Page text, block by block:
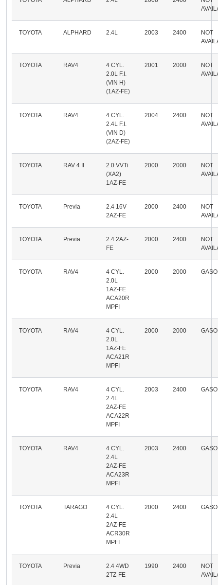
TOYOTA ALPHARD 2.4L 2003 2400
NOT
TOYOTA RAV4
4 CYL.
2.0L F.I.
(VIN H)
(1AZ-FE)
2001 2000
NOT
TOYOTA RAV4
4 CYL.
2.4L F.I.
(VIN D)
(2AZ-FE)
2004 2400
NOT
TOYOTA RAV 4 II
2.0 VVTi
(XA2)
1AZ-FE
2000 2000
NOT
TOYOTA Previa
2.4 16V
2AZ-FE
2000 2400
NOT
TOYOTA Previa
2.4 2AZ-
FE
2000 2400
NOT
TOYOTA RAV4
4 CYL.
2.0L
1AZ-FE
ACA20R
MPFI
2000 2000
TOYOTA RAV4
4 CYL.
2.0L
1AZ-FE
ACA21R
MPFI
2000 2000
TOYOTA RAV4
4 CYL.
2.4L
2AZ-FE
ACA22R
MPFI
2003 2400
TOYOTA RAV4
4 CYL.
2.4L
2AZ-FE
ACA23R
MPFI
2003 2400
TOYOTA TARAGO
4 CYL.
2.4L
2AZ-FE
ACR30R
MPFI
2000 2400
TOYOTA Previa
2.4 4WD
2TZ-FE
1990 2400
NOT